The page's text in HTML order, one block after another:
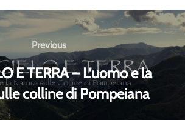
Previous
Previous
E TERRA – L’uomo e la
colline di Pompeiana